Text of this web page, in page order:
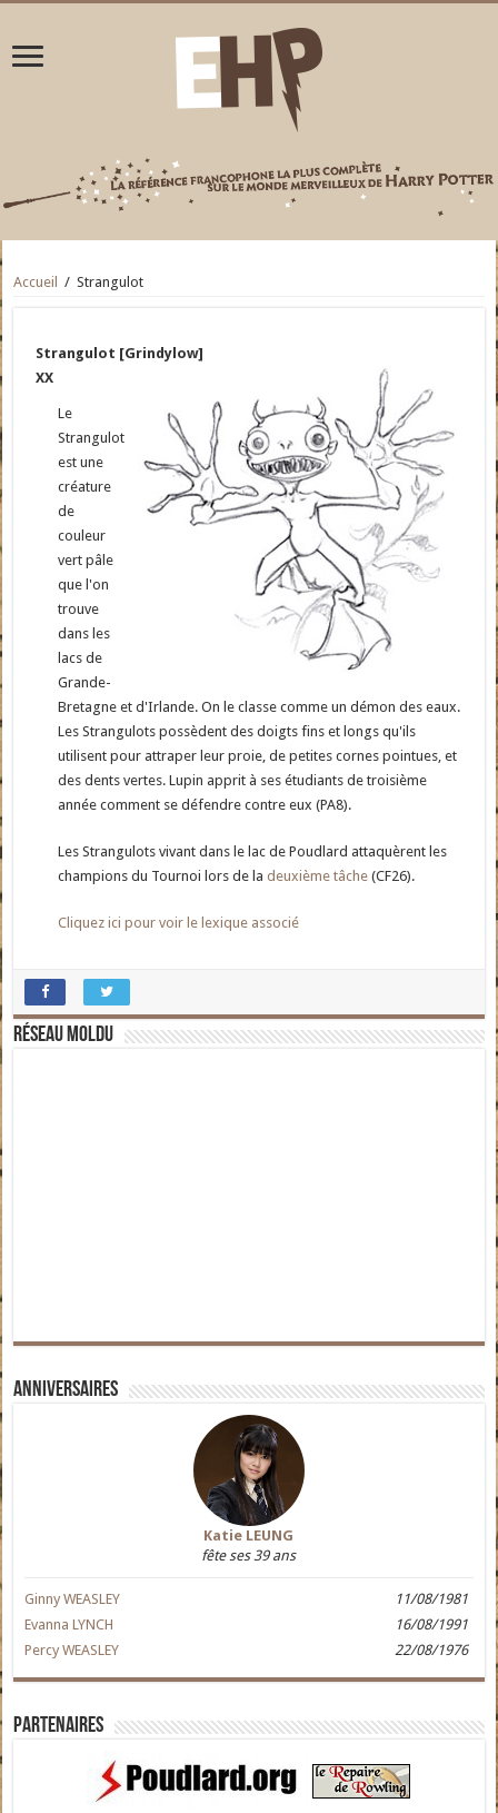
Accueil / Strangulot
Strangulot [Grindylow]
XX
Le
Strangulot
est une
créature
de
couleur
vert pâle
que l'on
trouve
dans les
lacs de
Grande-
Bretagne et d'Irlande. On le classe comme un démon des eaux.
Les Strangulots possèdent des doigts fins et longs qu'ils
utilisent pour attraper leur proie, de petites cornes pointues, et
des dents vertes. Lupin apprit à ses étudiants de troisième
année comment se défendre contre eux (PA8).
Les Strangulots vivant dans le lac de Poudlard attaquèrent les
champions du Tournoi lors de ladeuxième tâche (CF26).
Cliquez ici pour voir le lexique associé
Réseau moldu
Anniversaires
Katie LEUNG
fête ses 39 ans
Ginny WEASLEY
11/08/1981
Evanna LYNCH
16/08/1991
Percy WEASLEY
22/08/1976
Partenaires